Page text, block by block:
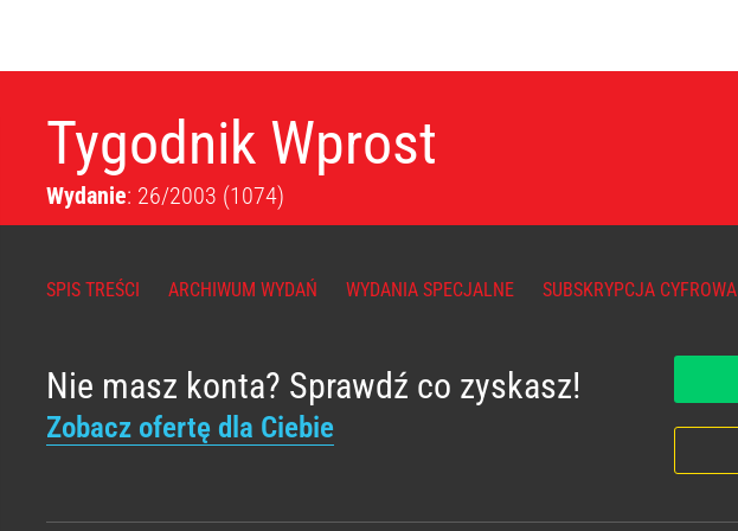
Tygodnik Wprost
Wydanie: 26/2003 (1074)
SPIS TREŚCI ARCHIWUM WYDAŃ WYDANIA SPECJALNE SUBSKRYPCJA CYFROWA
Nie masz konta? Sprawdź co zyskasz!
Zobacz ofertę dla Ciebie